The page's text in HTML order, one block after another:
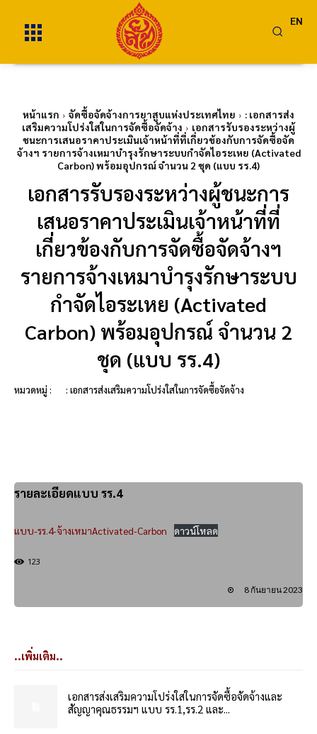
EN
หน้าแรก จัดซื้อจัดจ้างการยาสูบแห่งประเทศไทย
: เอกสารส่ง
เสริมความโปร่งใสในการจัดซื้อจัดจ้าง
เอกสารรับรองระหว่างผู้
ชนะการเสนอราคาประเมินเจ้าหน้าที่ที่เกี่ยวข้องกับการจัดซื้อจัด
จ้างฯ รายการจ้างเหมาบำรุงรักษาระบบกำจัดไอระเหย (Activated
Carbon) พร้อมอุปกรณ์ จำนวน 2 ชุด (แบบ รร.4)
เอกสารรับรองระหว่างผู้ชนะการ
เสนอราคาประเมินเจ้าหน้าที่ที่
เกี่ยวข้องกับการจัดซื้อจัดจ้างฯ
รายการจ้างเหมาบำรุงรักษาระบบ
กำจัดไอระเหย (Activated
Carbon) พร้อมอุปกรณ์ จำนวน 2
ชุด (แบบ รร.4)
หมวดหมู่ : : เอกสารส่งเสริมความโปร่งใสในการจัดซื้อจัดจ้าง
รายละเอียดแบบ รร.4
แบบ-รร.4-จ้างเหมาActivated-Carbon ดาวน์โหลด
123
8 กันยายน 2023
..เพิ่มเติม..
เอกสารส่งเสริมความโปร่งใสในการจัดซื้อจัดจ้างและ
สัญญาคุณธรรมฯ แบบ รร.1,รร.2 และ...